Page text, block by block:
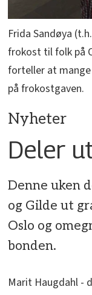
Frida Sandøya
frokost til folk på
forteller at
på frokostgaven.
Nyheter
Deler
Denne uken
og Gilde ut
Oslo og
bonden.
Marit Haugdahl -